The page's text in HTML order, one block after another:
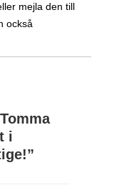
mejla den till
också
Tomma
i
”